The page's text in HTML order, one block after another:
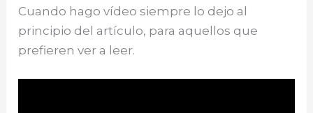
Cuando hago vídeo siempre lo dejo al
principio del artículo, para aquellos que
prefieren ver a leer.